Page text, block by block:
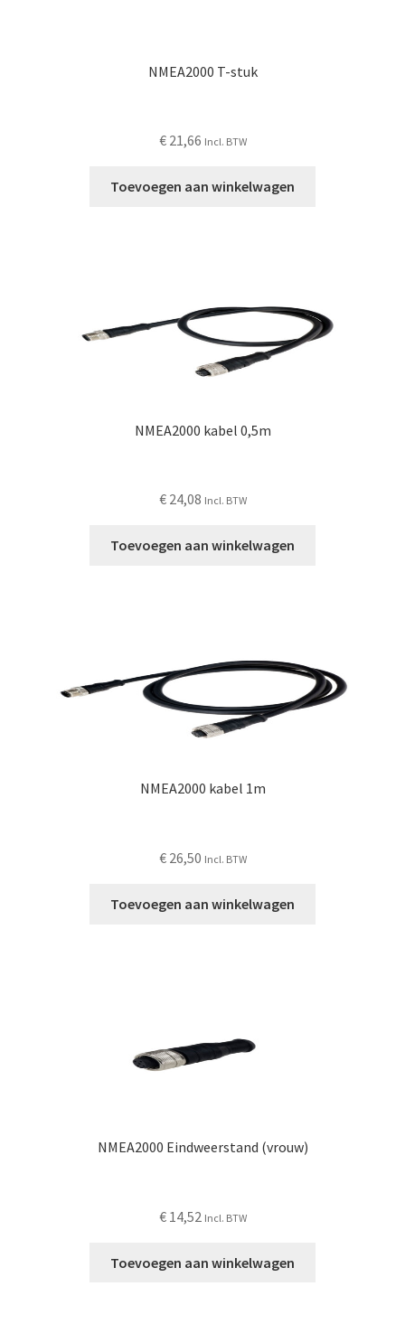
NMEA2000 T-stuk
€21,66 Incl. BTW
Toevoegen aan winkelwagen
NMEA2000 kabel 0,5m
€24,08 Incl. BTW
Toevoegen aan winkelwagen
NMEA2000 kabel 1m
€26,50 Incl. BTW
Toevoegen aan winkelwagen
NMEA2000 Eindweerstand (vrouw)
€14,52 Incl. BTW
Toevoegen aan winkelwagen